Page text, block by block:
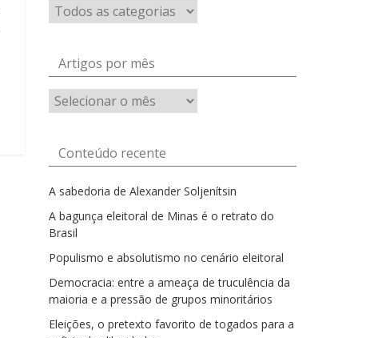
Artigos por mês
Artigos
por
Conteúdo recente
A sabedoria de Alexander Soljenítsin
A bagunça eleitoral de Minas é o retrato do
Brasil
Populismo e absolutismo no cenário eleitoral
Democracia: entre a ameaça de truculência da
maioria e a pressão de grupos minoritários
Eleições, o pretexto favorito de togados para a